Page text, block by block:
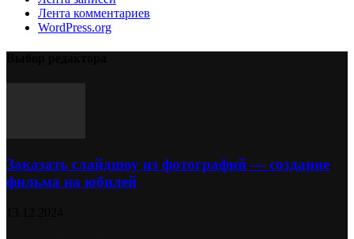
Лента комментариев
WordPress.org
Заказать слайдшоу из фотографий — создание
фильма на юбилей